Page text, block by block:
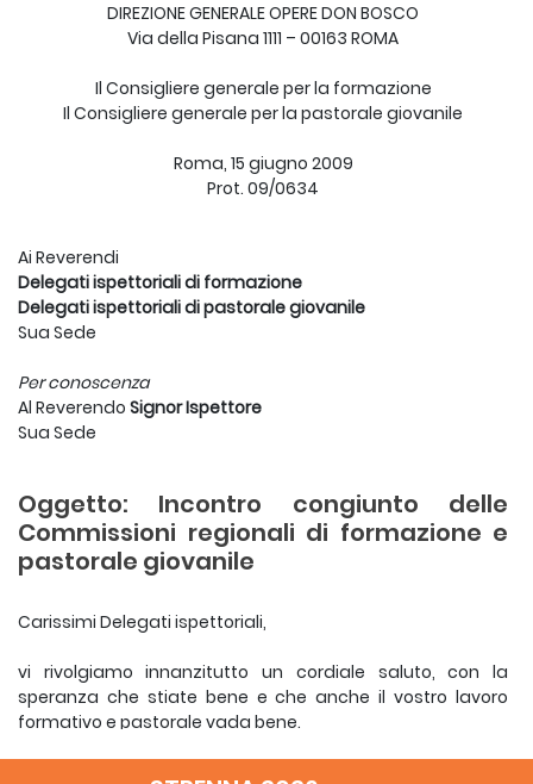
DIREZIONE GENERALE OPERE DON BOSCO
Via della Pisana 1111 – 00163 ROMA
Il Consigliere generale per la formazione
Il Consigliere generale per la pastorale giovanile
Roma, 15 giugno 2009
Prot. 09/0634
Ai Reverendi
Delegati ispettoriali di formazione
Delegati ispettoriali di pastorale giovanile
Sua Sede
Per conoscenza
Al Reverendo Signor Ispettore
Sua Sede
Oggetto: Incontro congiunto delle
Commissioni regionali di formazione e
pastorale giovanile
Carissimi Delegati ispettoriali,
vi rivolgiamo innanzitutto un cordiale saluto, con la
speranza che stiate bene e che anche il vostro lavoro
formativo e pastorale vada bene.